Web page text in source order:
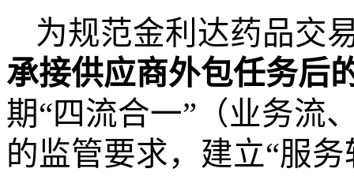
为规范金利达药品交
承接供应商外包任务后
期“四流合一”（业务流
的监管要求，建立“服